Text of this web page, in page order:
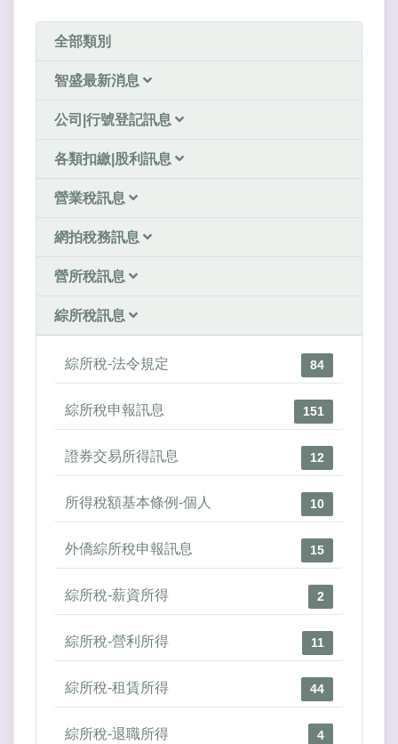
全部類別
智盛最新消息
公司|行號登記訊息
各類扣繳|股利訊息
營業稅訊息
網拍稅務訊息
營所稅訊息
綜所稅訊息
綜所稅-法令規定 84
綜所稅申報訊息 151
證券交易所得訊息 12
所得稅額基本條例-個人 10
外僑綜所稅申報訊息 15
綜所稅-薪資所得 2
綜所稅-營利所得 11
綜所稅-租賃所得 44
綜所稅-退職所得 4